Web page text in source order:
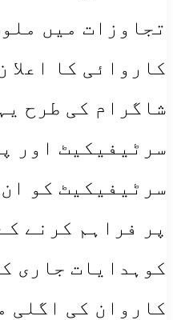
تجاوزات میں
کاروائی کا
شاگرام کی طرح
سرٹیفیکیٹ اور
سرٹیفیکیٹ کو
پر فراہم کرنے
کوہدایات جاری
کاروان کی اگلی